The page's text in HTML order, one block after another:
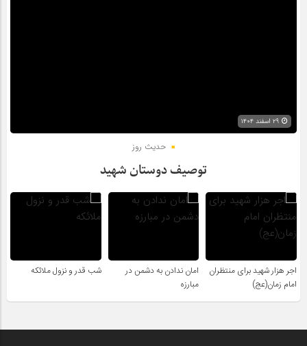
حدیث روز
توصیف دوستان شهید
اجر هزار شهید برای منتظران
امام زمان(عج)
امان ندادن به دشمن در
مبارزه
شب قدر و نزول ملائکه